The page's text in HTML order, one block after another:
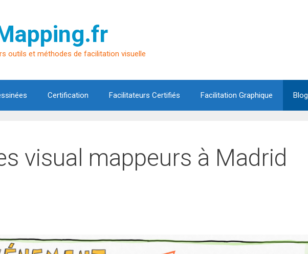
outils et méthodes de facilitation visuelle
Certification Facilitateurs Certifiés Facilitation Graphique Blog
visual mappeurs à Madrid